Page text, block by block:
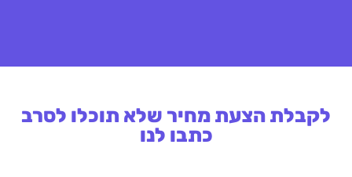
לקבלת הצעת מחיר שלא תוכלו לסרב
כתבו לנו